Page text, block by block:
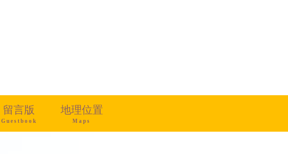
留言版
Guestbook
地理位置
Maps